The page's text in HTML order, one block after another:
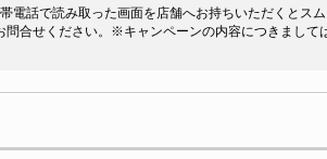
電話で読み取った画面を店舗へお持ちいただくとス
合せください。※キャンペーンの内容につきまして